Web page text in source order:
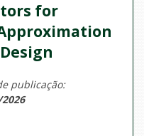
for
publicação: